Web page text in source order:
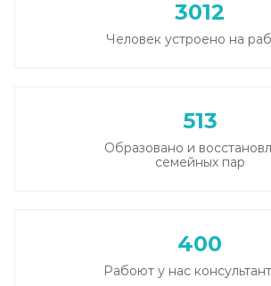
3012
Человек устроено на
513
Образовано и
семейных пар
400
Рабоют у нас